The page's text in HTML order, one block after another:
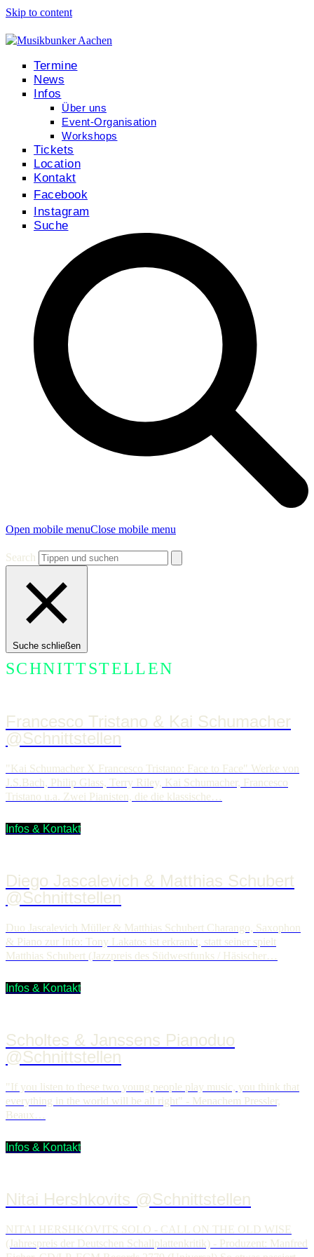
Skip to content
Termine
News
Infos
Über uns
Event-Organisation
Workshops
Tickets
Location
Kontakt
Facebook
Instagram
Suche
Open mobile menuClose mobile menu
Search
Suche schließen
SCHNITTSTELLEN
Francesco Tristano & Kai Schumacher
@Schnittstellen
"Kai Schumacher X Francesco Tristano: Face to Face" Werke von
J.S.Bach, Philip Glass, Terry Riley, Kai Schumacher, Francesco
Tristano u.a. Zwei Pianisten, die die klassische…
Infos & Kontakt
Diego Jascalevich & Matthias Schubert
@Schnittstellen
Duo Jascalevich Müller & Matthias Schubert Charango, Saxophon
& Piano zur Info: Tony Lakatos ist erkrankt, statt seiner spielt
Matthias Schubert (Jazzpreis des Südwestfunks / Häsischer…
Infos & Kontakt
Scholtes & Janssens Pianoduo
@Schnittstellen
"If you listen to these two young people play music, you think that
everything in the world will be all right" - Menachem Pressler,
Beaux…
Infos & Kontakt
Nitai Hershkovits @Schnittstellen
NITAI HERSHKOVITS SOLO - CALL ON THE OLD WISE
(Jahrespreis der Deutschen Schallplattenkritik) - Produzent: Manfred